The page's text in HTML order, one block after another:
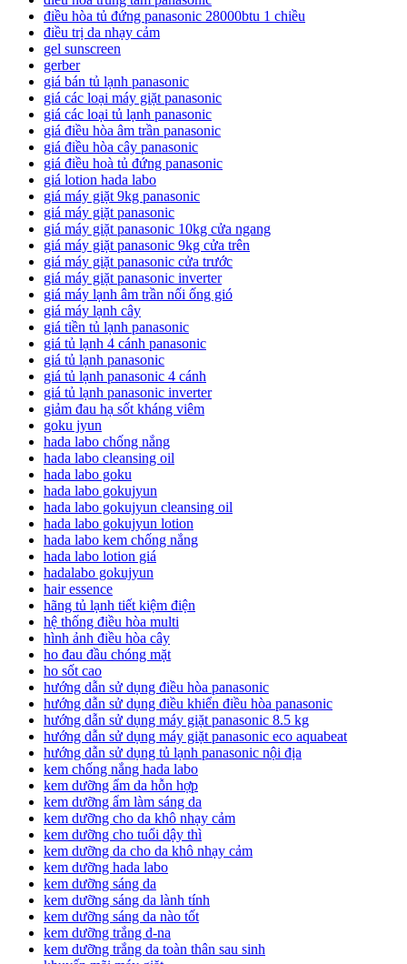
điều hòa tủ đứng panasonic 28000btu 1 chiều
điều trị da nhạy cảm
gel sunscreen
gerber
giá bán tủ lạnh panasonic
giá các loại máy giặt panasonic
giá các loại tủ lạnh panasonic
giá điều hòa âm trần panasonic
giá điều hòa cây panasonic
giá điều hoà tủ đứng panasonic
giá lotion hada labo
giá máy giặt 9kg panasonic
giá máy giặt panasonic
giá máy giặt panasonic 10kg cửa ngang
giá máy giặt panasonic 9kg cửa trên
giá máy giặt panasonic cửa trước
giá máy giặt panasonic inverter
giá máy lạnh âm trần nối ống gió
giá máy lạnh cây
giá tiền tủ lạnh panasonic
giá tủ lạnh 4 cánh panasonic
giá tủ lạnh panasonic
giá tủ lạnh panasonic 4 cánh
giá tủ lạnh panasonic inverter
giảm đau hạ sốt kháng viêm
goku jyun
hada labo chống nắng
hada labo cleansing oil
hada labo goku
hada labo gokujyun
hada labo gokujyun cleansing oil
hada labo gokujyun lotion
hada labo kem chống nắng
hada labo lotion giá
hadalabo gokujyun
hair essence
hãng tủ lạnh tiết kiệm điện
hệ thống điều hòa multi
hình ảnh điều hòa cây
ho đau đầu chóng mặt
ho sốt cao
hướng dẫn sử dụng điều hòa panasonic
hướng dẫn sử dụng điều khiển điều hòa panasonic
hướng dẫn sử dụng máy giặt panasonic 8.5 kg
hướng dẫn sử dụng máy giặt panasonic eco aquabeat
hướng dẫn sử dụng tủ lạnh panasonic nội địa
kem chống nắng hada labo
kem dưỡng ẩm da hỗn hợp
kem dưỡng ẩm làm sáng da
kem dưỡng cho da khô nhạy cảm
kem dưỡng cho tuổi dậy thì
kem dưỡng da cho da khô nhạy cảm
kem dưỡng hada labo
kem dưỡng sáng da
kem dưỡng sáng da lành tính
kem dưỡng sáng da nào tốt
kem dưỡng trắng d-na
kem dưỡng trắng da toàn thân sau sinh